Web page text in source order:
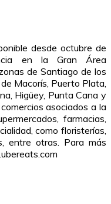
desde octubre de
en la Gran Área
de Santiago de los
Macorís, Puerto Plata,
Higüey, Punta Cana y
asociados a la
farmacias,
como floristerías,
entre otras. Para más